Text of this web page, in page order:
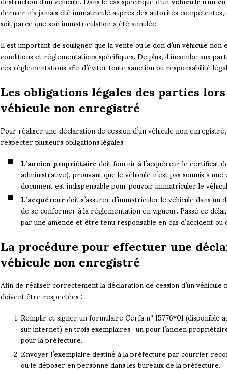
dernier n’a jamais été immatriculé auprès des autorités
soit parce que son immatriculation a été annulée.
Il est important de souligner que la vente ou le don d’un véhicule
conditions et réglementations spécifiques. De plus, il incombe aux
ces réglementations afin d’éviter toute sanction ou responsabilité
Les obligations légales des parties
véhicule non enregistré
Pour réaliser une déclaration de cession d’un véhicule non
respecter plusieurs obligations légales :
L’ancien propriétairedoit fournir à l’acquéreur le certificat
administrative), prouvant que le véhicule n’est pas soumis à
document est indispensable pour pouvoir immatriculer le
L’acquéreurdoit s’assurer d’immatriculer le véhicule dans un
de se conformer à la réglementation en vigueur. Passé ce
par une amende et être tenu responsable en cas d’accident
La procédure pour effectuer une
véhicule non enregistré
Afin de réaliser correctement la déclaration de cession d’un
doivent être respectées :
Remplir et signer un formulaire Cerfa n° 15776*01
sur internet) en trois exemplaires : un pour l’ancien
pour la préfecture.
Envoyer l’exemplaire destiné à la préfecture par courrier
ou le déposer en personne dans les bureaux de la préfecture.